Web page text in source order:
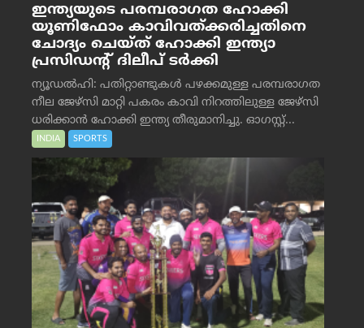
ഇന്ത്യയുടെ പരമ്പരാഗത ഹോക്കി
യൂണിഫോം കാവിവത്ക്കരിച്ചതിനെ
ചോദ്യം ചെയ്ത് ഹോക്കി ഇന്ത്യാ
പ്രസിഡന്റ് ദിലീപ് ടര്‍ക്കി
ന്യൂഡൽഹി: പതിറ്റാണ്ടുകൾ പഴക്കമുള്ള പരമ്പരാഗത
നീല ജേഴ്‌സി മാറ്റി പകരം കാവി നിറത്തിലുള്ള ജേഴ്‌സി
ധരിക്കാൻ ഹോക്കി ഇന്ത്യ തീരുമാനിച്ചു. ഓഗസ്റ്റ്...
INDIA SPORTS